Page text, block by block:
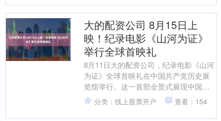
大的配资公司 8月15日上
映！纪录电影《山河为证》
举行全球首映礼
8月11日大的配资公司，纪录电影《山河
为证》全球首映礼在中国共产党历史展
览馆举行。这一首部全景式展现中国人
民14年抗战艰辛历程的纪录电影将于8月
15日全国上映。....
分类：线上股票开户 查看：154